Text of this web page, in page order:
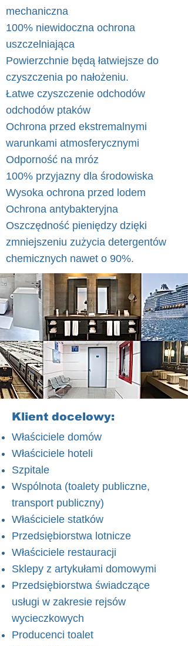
mechaniczna
100% niewidoczna ochrona
uszczelniająca
Powierzchnie będą łatwiejsze do
czyszczenia po nałożeniu.
Łatwe czyszczenie odchodów
odchodów ptaków
Ochrona przed ekstremalnymi
warunkami atmosferycznymi
Odporność na mróz
100% przyjazny dla środowiska
Wysoka ochrona przed lodem
Ochrona antybakteryjna
Oszczędność pieniędzy dzięki
zmniejszeniu zużycia detergentów
chemicznych nawet o 90%.
Klient docelowy:
Właściciele domów
Właściciele hoteli
Szpitale
Wspólnota (toalety publiczne,
transport publiczny)
Właściciele statków
Przedsiębiorstwa lotnicze
Właściciele restauracji
Sklepy z artykułami domowymi
Przedsiębiorstwa świadczące
usługi w zakresie rejsów
wycieczkowych
Producenci toalet